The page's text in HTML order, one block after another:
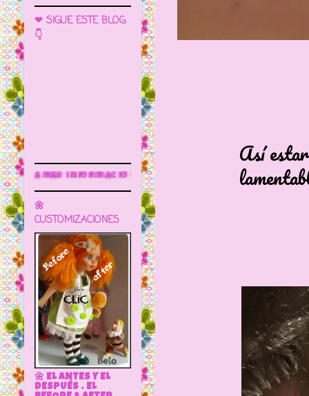
Así estarían
lamentable.
❤ SIGUE ESTE BLOG
👇
Sigue este blog para más información
🌼
CUSTOMIZACIONES
🌼 EL ANTES Y EL
DESPUÉS . EL